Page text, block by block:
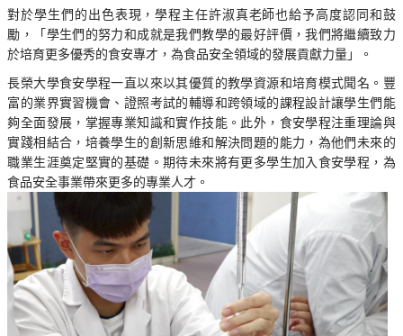
對於學生們的出色表現，學程主任許淑真老師也給予高度認同和鼓
勵，「學生們的努力和成就是我們教學的最好評價，我們將繼續致力
於培育更多優秀的食安專才，為食品安全領域的發展貢獻力量」。
長榮大學食安學程一直以來以其優質的教學資源和培育模式聞名。豐
富的業界實習機會、證照考試的輔導和跨領域的課程設計讓學生們能
夠全面發展，掌握專業知識和實作技能。此外，食安學程注重理論與
實踐相結合，培養學生的創新思維和解決問題的能力，為他們未來的
職業生涯奠定堅實的基礎。期待未來將有更多學生加入食安學程，為
食品安全事業帶來更多的專業人才。